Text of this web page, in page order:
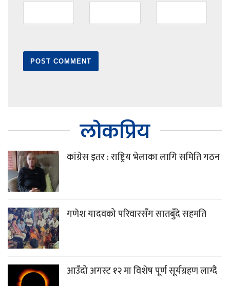
लोकप्रिय
कांग्रेस इतर : राष्ट्रिय भेलाका लागि समिति गठन
गणेश यादवको परिवारसँग सातबुँदे सहमति
आउँदो अगस्ट १२ मा विशेष पूर्ण सूर्यग्रहण लाग्दै